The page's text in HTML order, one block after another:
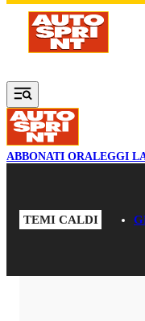
Vai al contenuto principale
ABBONATI ORALEGGI
TEMI CALDI